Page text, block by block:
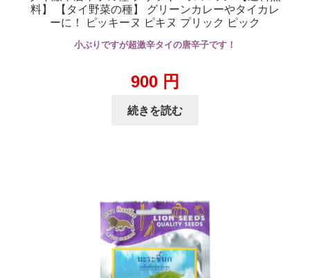
料】 【タイ野菜の種】 グリーンカレーやタイカレ
ーに！ ピッキーヌ ピキヌ プリック ピック
小ぶりですが超激辛タイの唐辛子です！
900 円
続きを読む